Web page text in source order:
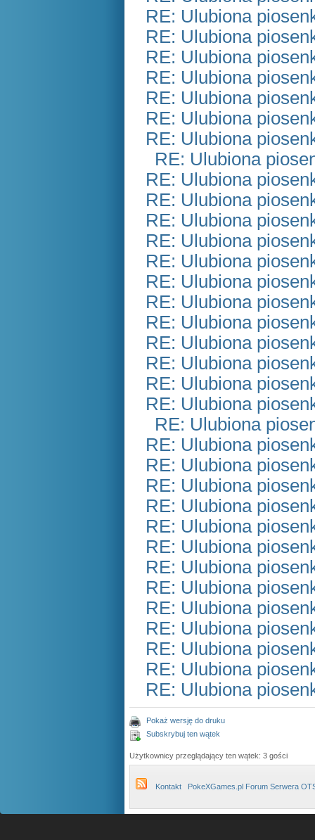
RE: Ulubiona
RE: Ulubiona
RE: Ulubiona
RE: Ulubiona
RE: Ulubiona
RE: Ulubiona
RE: Ulubiona
RE: Ulubiona
RE: Ulubiona
RE: Ulubiona
RE: Ulubiona
RE: Ulubiona
RE: Ulubiona
RE: Ulubiona
RE: Ulubiona
RE: Ulubiona
RE: Ulubiona
RE: Ulubiona
RE: Ulubiona
RE: Ulubiona
RE: Ulubiona
RE: Ulubiona
RE: Ulubiona
RE: Ulubiona
RE: Ulubiona
RE: Ulubiona
RE: Ulubiona
RE: Ulubiona
RE: Ulubiona
RE: Ulubiona
RE: Ulubiona
RE: Ulubiona
RE: Ulubiona
RE: Ulubiona
Pokaż wersję do druku
Subskrybuj ten wątek
Użytkownicy przeglądający ten wątek: 3 gości
Kontakt PokeXGames.pl Forum Serwera